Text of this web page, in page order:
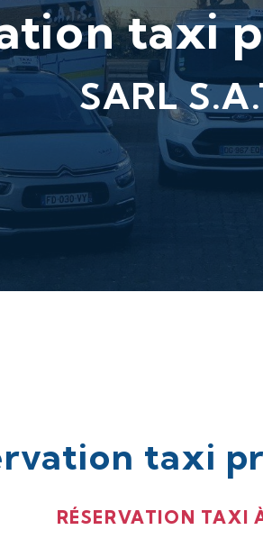
taxi
SARL
taxi
RÉSERVATION TAXI